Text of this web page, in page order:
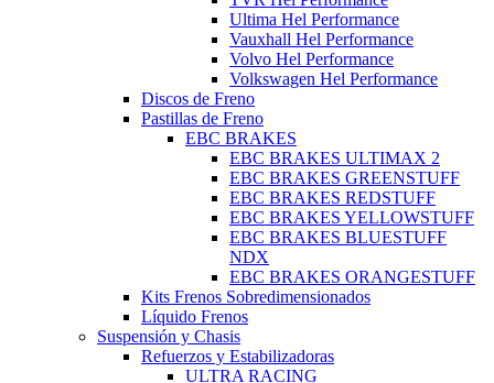
Ultima Hel Performance
Vauxhall Hel Performance
Volvo Hel Performance
Volkswagen Hel Performance
Discos de Freno
Pastillas de Freno
EBC BRAKES
EBC BRAKES ULTIMAX 2
EBC BRAKES GREENSTUFF
EBC BRAKES REDSTUFF
EBC BRAKES YELLOWSTUFF
EBC BRAKES BLUESTUFF
NDX
EBC BRAKES ORANGESTUFF
Kits Frenos Sobredimensionados
Líquido Frenos
Suspensión y Chasis
Refuerzos y Estabilizadoras
ULTRA RACING